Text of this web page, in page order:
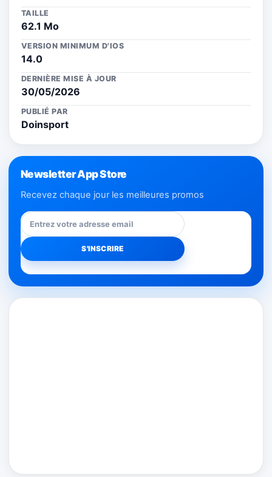
TAILLE
62.1 Mo
VERSION MINIMUM D'IOS
14.0
DERNIÈRE MISE À JOUR
30/05/2026
PUBLIÉ PAR
Doinsport
Newsletter App Store
Recevez chaque jour les meilleures promos